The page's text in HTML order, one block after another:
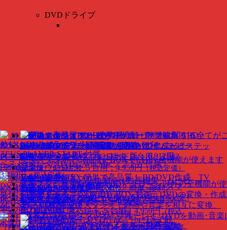
ALL★Recorder
BD・DVD作成ソフト 付属版動画保存！ パソコン･
スマホ 全て録画･録音ダウンロード版： 6,912円
（税込定価）
ALL★Recorder
DVD作成ソフト 付属版動画保存！ パソコン･スマ
ホ 全て録画･録音ダウンロード版： 5,904円（税込定
価）
ALL★Recorder
（標準版）動画保存！ パソコン･スマホ 全て録画･
スマホワオ エクスプローラ
iOS Specialエクスプローラ感覚。簡単･便利。
PCからiOSデータを操作！iOS端末 ２台用：3,582
円（税込定価） iOS端末 ５台用：4,959円（税込定価）
スマホワオ エクスプローラ
iOS&Androidエクスプローラ感覚。簡単･便利。
PCからスマホデータを操作！iOS端末 ２台用：
3,582円（税込定価） iOS端末 ５台用：4,959円（税込
定価）
DVDドライブ
外付け DVDドライブ GEM-D1
ZEUS PLAYER START 付属
ベストセラーのDVDにWin/Macソフトが付属！
3,480円（税込定価）
外付け DVDドライブ GEM-D1
ZEUS PLAYER START
＋ディスククリエイター7 DVD 付属
ベストセラーのDVDにWin/Macソフトが付属！
製品
目的別
ディスク作成（BD・DVD）
再生（プレイヤー）
動画ダウンロード
音楽ダウンロード
音楽・音声録音
画面録画・キャプチャ New
動画音楽 変換
BD・DVD変換
BD・DVDクローン
ZEUS PLAYER 世界中のBD・
DVD・ビデオ・音楽
を万能再生
変換スタジオ 7 Complete BOX ULTRA 全機能が使えます
変換スタジオ 7 Complete BOX クローン以外の全機能が
変換スタジオ 7 DVD 総合 BOX 動画、DVDの変換・作成
4K・HD動画変換スタジオ 7 動画や音楽を相互に変換、
BD & DVD変換スタジオ 7 ブルーレイ･DVDを動画･音楽
DVD変換スタジオ 7 DVDを動画･音楽に変換
Video BD/DVD X 簡単で高品質！ BD/DVD作成。TV
で観れるBD・DVD
ビデオ。高品質なBD･DVD作成が３ステップ！
キネマージュ the MovieMaker 動画編集・ムービ
ー作成ソフト
動画や写真がすぐムービーになる